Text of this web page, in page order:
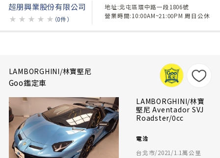
超朋興業股份有限公司
★ ★ ★ ★ ★ （0件）
地址:北屯區環中路一段1806號
營業時間:10:00AM~21:00PM 周日公休
LAMBORGHINI/林寶堅尼
Goo鑑定車
LAMBORGHINI/林寶
堅尼 Aventador SVJ
Roadster/0cc
電洽
台北市/2021/1.1萬公里